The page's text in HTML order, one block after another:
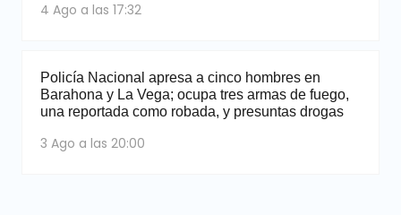
4 Ago a las 17:32
Policía Nacional apresa a cinco hombres en
Barahona y La Vega; ocupa tres armas de fuego,
una reportada como robada, y presuntas drogas
3 Ago a las 20:00